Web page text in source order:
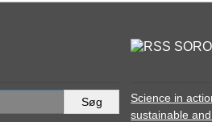
Science in
sustainable